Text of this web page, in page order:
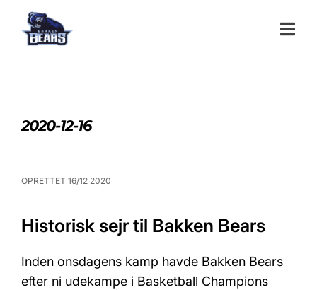
2020-12-16
OPRETTET 16/12 2020
Historisk sejr til Bakken Bears
Inden onsdagens kamp havde Bakken Bears
efter ni udekampe i Basketball Champions